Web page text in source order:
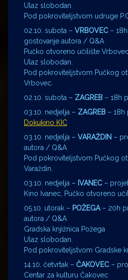
Ulaz slobodan.
Pod pokroviteljstvom udruge
02.10. subota – VRBOVEC –
gostovanje autora / Q&A
Pučko otvoreno učilište
Ulaz slobodan.
Pod pokroviteljstvom Pučkog
Vrbovec.
02.10. subota – ZAGREB – 18h
03.10. nedjelja – ZAGREB – 18h
Dokukino KIC
03.10. nedjelja – VARAŽDIN –
autora / Q&A
Pod pokroviteljstvom Pučkog
Varaždin.
03.10. nedjelja – IVANEC –
Kino Ivanec, Pučko otvoreno
05.10. utorak – POŽEGA– 20h
autora / Q&A
Gradska knjižnica Požega
Ulaz slobodan.
Pod pokroviteljstvom Gradske
14.10. četvrtak – ČAKOVEC –
Centar za kulturu Čakovec